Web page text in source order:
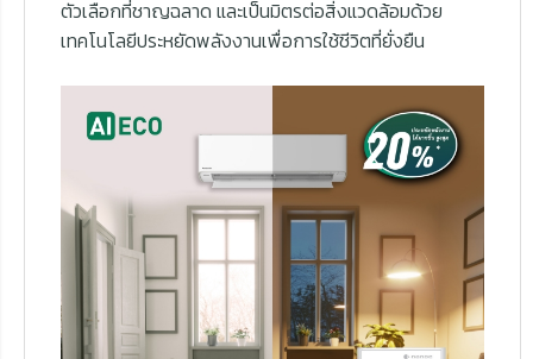
ตัวเลือกที่ชาญฉลาด และเป็นมิตรต่อสิ่งแวดล้อมด้วย
เทคโนโลยีประหยัดพลังงานเพื่อการใช้ชีวิตที่ยั่งยืน